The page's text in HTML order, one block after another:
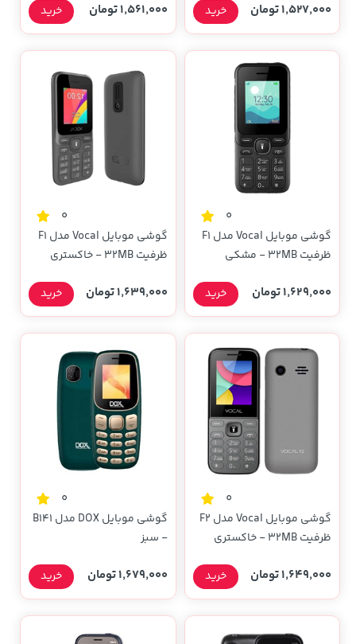
1,527,000 تومان خرید 1,561,000 تومان خرید
0
گوشی موبایل Vocal مدل F1
ظرفیت 32MB - مشکی
1,629,000 تومان خرید
0
گوشی موبایل Vocal مدل F1
ظرفیت 32MB - خاکستری
1,639,000 تومان خرید
0
گوشی موبایل Vocal مدل F2
ظرفیت 32MB - خاکستری
1,649,000 تومان خرید
0
گوشی موبایل DOX مدل B141
- سبز
1,679,000 تومان خرید